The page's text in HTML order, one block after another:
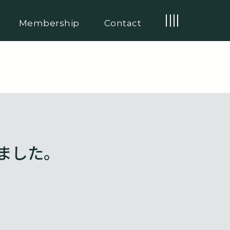
Membership Contact
た。